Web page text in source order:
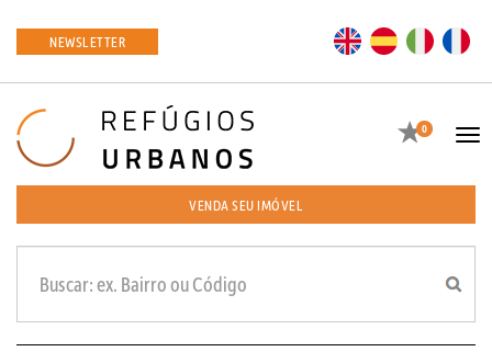
NEWSLETTER EN ES
Favoritos
0
VENDA SEU IMÓVEL